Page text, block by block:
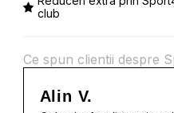
club
Ce spun clientii despre
Alin V.